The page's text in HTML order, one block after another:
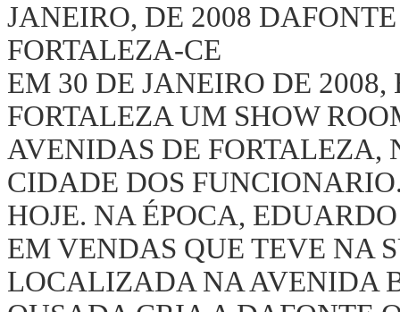
JANEIRO, DE 2008
FORTALEZA-CE
EM 30 DE JANEIRO DE
FORTALEZA UM SHOW
AVENIDAS DE FORTALEZA,
CIDADE DOS
HOJE. NA ÉPOCA,
EM VENDAS QUE TEVE NA
LOCALIZADA NA AVENIDA